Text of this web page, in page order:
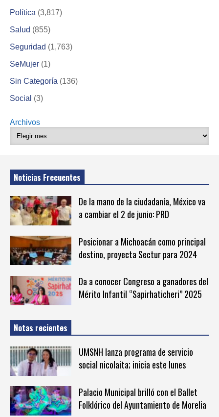
Política (3,817)
Salud (855)
Seguridad (1,763)
SeMujer (1)
Sin Categoría (136)
Social (3)
Archivos
Noticias Frecuentes
De la mano de la ciudadanía, México va
a cambiar el 2 de junio: PRD
Posicionar a Michoacán como principal
destino, proyecta Sectur para 2024
Da a conocer Congreso a ganadores del
Mérito Infantil “Sapirhaticheri” 2025
Notas recientes
UMSNH lanza programa de servicio
social nicolaita; inicia este lunes
Palacio Municipal brilló con el Ballet
Folklórico del Ayuntamiento de Morelia